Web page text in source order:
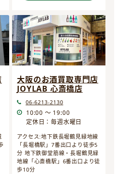
大阪のお酒買取専門店
JOYLAB 心斎橋店
06-6213-2130
10:00 ～ 19:00
定休日：毎週水曜日
アクセス:地下鉄長堀鶴見緑地線
「長堀橋駅」7番出口より徒歩5
分 地下鉄御堂筋線・長堀鶴見緑
地線「心斎橋駅」6番出口より徒
歩10分